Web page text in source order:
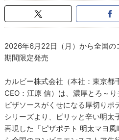
2026年6月22日（月）から全国
期間限定発売
カルビー株式会社（本社：東京都
CEO：江原 信）は、濃厚とろ～
ピザソースがくせになる厚切りポ
シリーズより、ピリッと辛い明太
再現した『ピザポテト 明太マヨ